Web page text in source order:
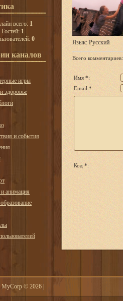
всего: 1
Гостей: 1
0
каналов
игры
здоровье
и события
анимация
Язык: Русский
Всего комментариев:
Имя *:
Email *:
Код *:
MyCorp © 2026